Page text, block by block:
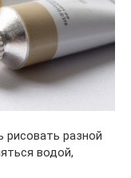
разной
водой,